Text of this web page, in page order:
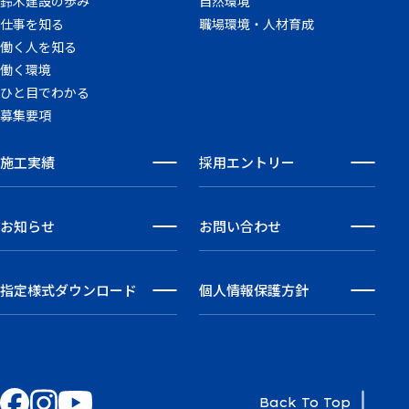
仕事を知る
働く人を知る
働く環境
ひと目でわかる
募集要項
職場環境・人材育成
施工実績
お知らせ
指定様式ダウンロード
採用エントリー
お問い合わせ
個人情報保護方針
Back To Top